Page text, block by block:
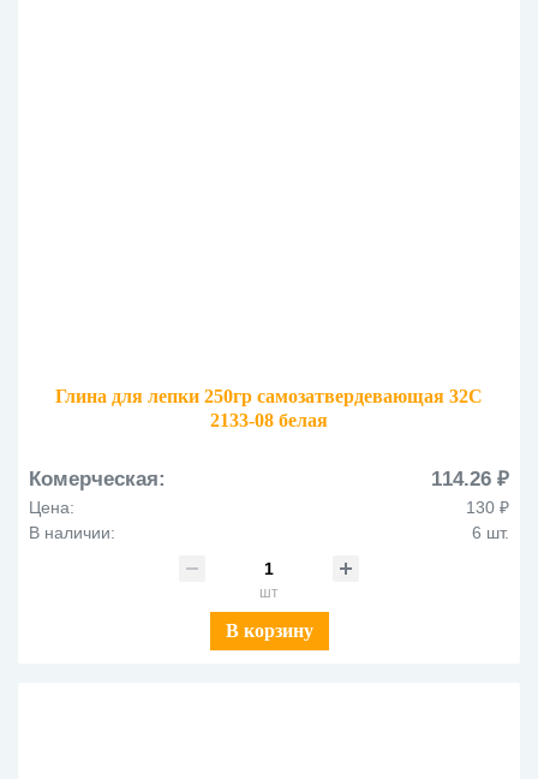
Глина для лепки 250гр самозатвердевающая 32С
2133-08 белая
Комерческая: 114.26 ₽
Цена:
130 ₽
В наличии:
6 шт.
шт
В корзину